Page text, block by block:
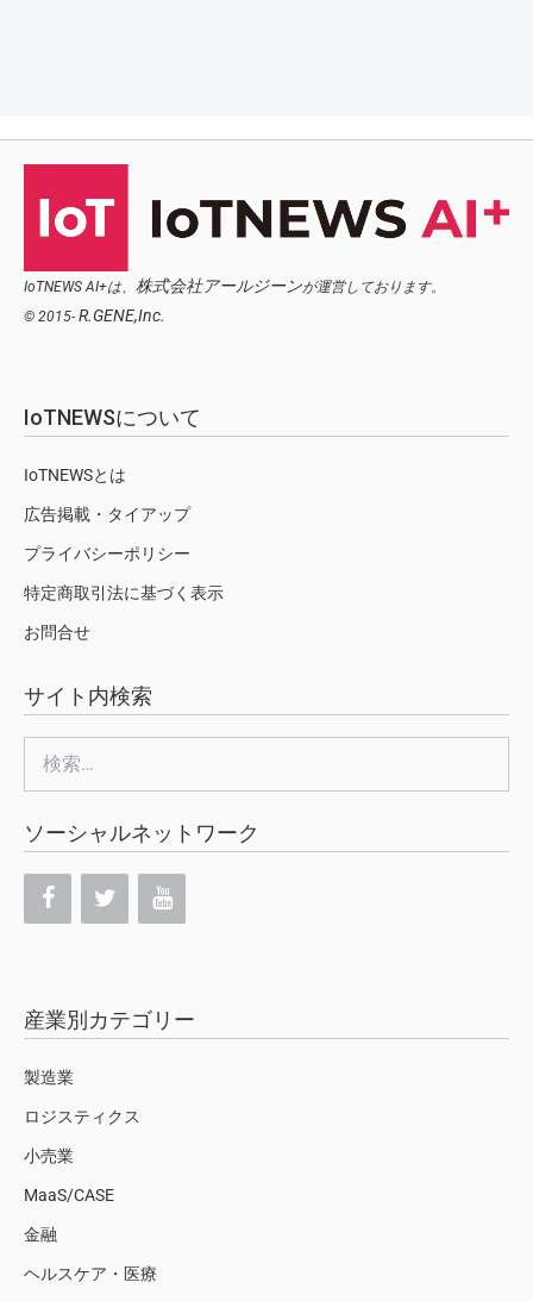
IoTNEWS AI+は、 株式会社アールジーンが運営しております。
© 2015- R.GENE,Inc.
IoTNEWSについて
IoTNEWSとは
広告掲載・タイアップ
プライバシーポリシー
特定商取引法に基づく表示
お問合せ
サイト内検索
索:
ソーシャルネットワーク
産業別カテゴリー
製造業
ロジスティクス
小売業
MaaS/CASE
金融
ヘルスケア・医療